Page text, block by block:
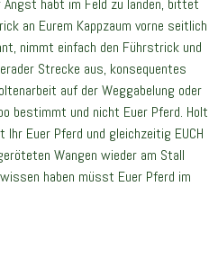
Angst habt im Feld zu landen, bittet
an Eurem Kappzaum vorne seitlich
nimmt einfach den Führstrick und
Strecke aus, konsequentes
auf der Weggabelung oder
bestimmt und nicht Euer Pferd. Holt
Euer Pferd und gleichzeitig EUCH
Wangen wieder am Stall
haben müsst Euer Pferd im